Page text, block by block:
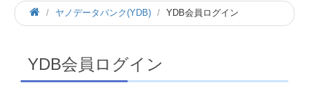
ホ
ー
ヤノデータバンク(YDB) YDB会員ログイン
YDB会員ログイン